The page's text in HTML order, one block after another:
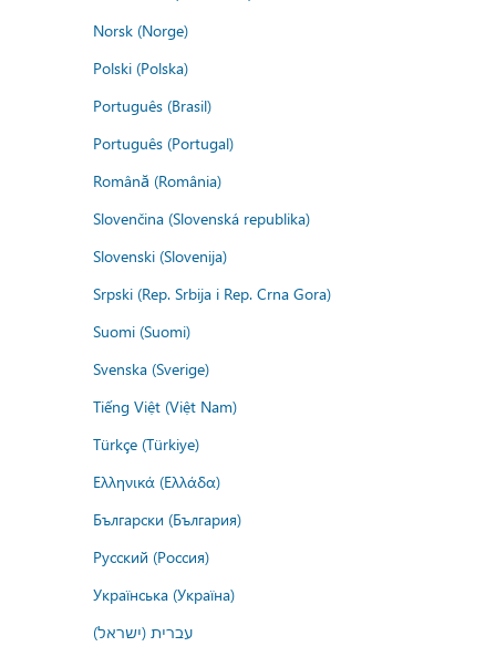
Norsk (Norge)
Polski (Polska)
Português (Brasil)
Português (Portugal)
Română (România)
Slovenčina (Slovenská republika)
Slovenski (Slovenija)
Srpski (Rep. Srbija i Rep. Crna Gora)
Suomi (Suomi)
Svenska (Sverige)
Tiếng Việt (Việt Nam)
Türkçe (Türkiye)
Ελληνικά (Ελλάδα)
Български (България)
Русский (Россия)
Українська (Україна)
עברית (ישראל)